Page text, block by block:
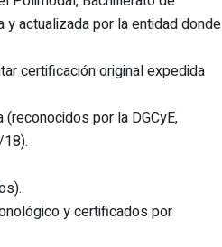
actualizada por la entidad donde
certificación original expedida
por la DGCyE,
y certificados por